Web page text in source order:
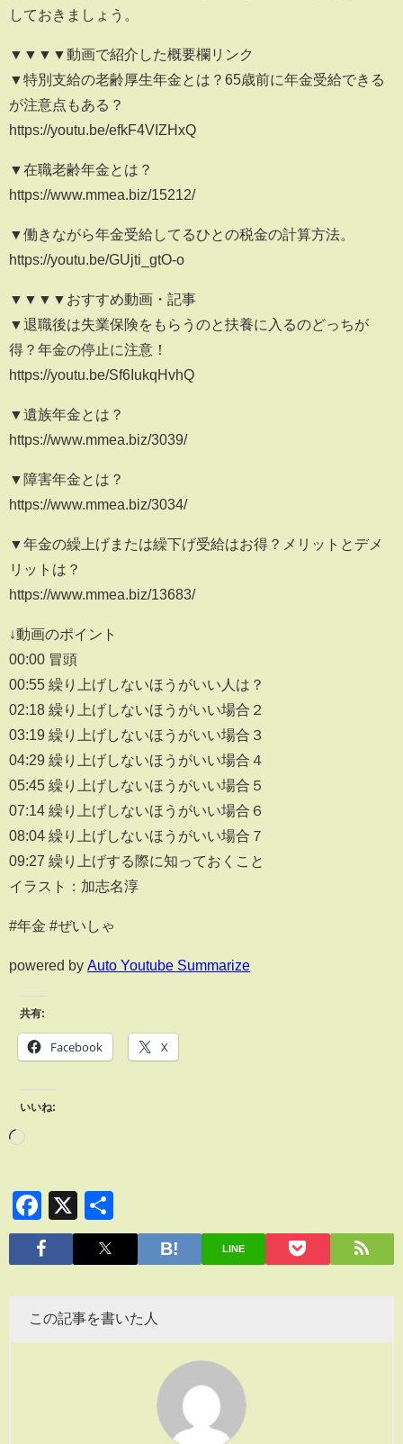
しておきましょう。
▼▼▼▼動画で紹介した概要欄リンク
▼特別支給の老齢厚生年金とは？65歳前に年金受給できる
が注意点もある？
https://youtu.be/efkF4VIZHxQ
▼在職老齢年金とは？
https://www.mmea.biz/15212/
▼働きながら年金受給してるひとの税金の計算方法。
https://youtu.be/GUjti_gtO-o
▼▼▼▼おすすめ動画・記事
▼退職後は失業保険をもらうのと扶養に入るのどっちが
得？年金の停止に注意！
https://youtu.be/Sf6IukqHvhQ
▼遺族年金とは？
https://www.mmea.biz/3039/
▼障害年金とは？
https://www.mmea.biz/3034/
▼年金の繰上げまたは繰下げ受給はお得？メリットとデメ
リットは？
https://www.mmea.biz/13683/
↓動画のポイント
00:00 冒頭
00:55 繰り上げしないほうがいい人は？
02:18 繰り上げしないほうがいい場合２
03:19 繰り上げしないほうがいい場合３
04:29 繰り上げしないほうがいい場合４
05:45 繰り上げしないほうがいい場合５
07:14 繰り上げしないほうがいい場合６
08:04 繰り上げしないほうがいい場合７
09:27 繰り上げする際に知っておくこと
イラスト：加志名淳
#年金 #ぜいしゃ
powered by Auto Youtube Summarize
共有:
Facebook X
いいね:
Facebook
X
有
LINE
この記事を書いた人